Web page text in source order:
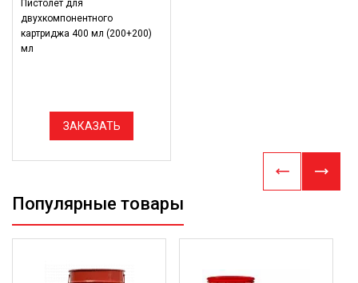
Пистолет для
двухкомпонентного
картриджа 400 мл (200+200)
мл
ЗАКАЗАТЬ
Популярные товары